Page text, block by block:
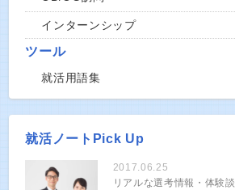
インターンシップ
ツール
就活用語集
就活ノートPick Up
2017.06.25
リアルな選考情報・体験談